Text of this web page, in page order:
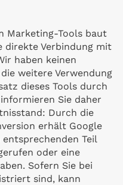
Marketing-Tools baut
direkte Verbindung mit
haben keinen
weitere Verwendung
dieses Tools durch
Sie daher
Durch die
erhält Google
Teil
oder eine
Sofern Sie bei
sind, kann